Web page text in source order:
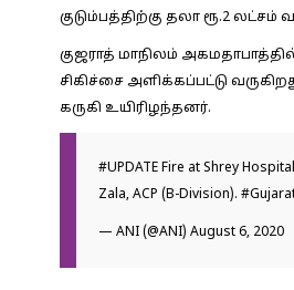
குடும்பத்திற்கு தலா ரூ.2
குஜராத் மாநிலம்
சிகிச்சை அளிக்கப்பட்டு
கருகி உயிரிழந்தனர்.
#UPDATEFire at Shrey
Zala, ACP (B-Division).
— ANI (@ANI) August 6, 2020